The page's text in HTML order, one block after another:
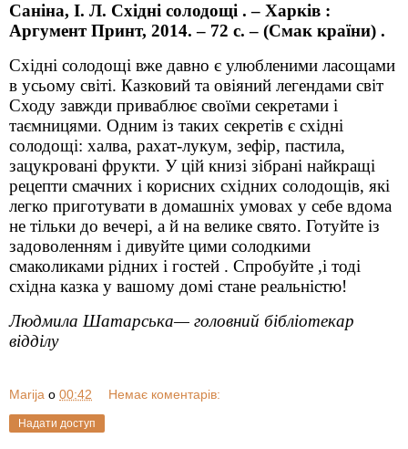
Саніна, І. Л. Східні солодощі . – Харків :
Аргумент Принт, 2014. – 72 с. – (Смак країни) .
Східні солодощі вже давно є улюбленими ласощами
в усьому світі. Казковий та овіяний легендами світ
Сходу завжди приваблює своїми секретами і
таємницями. Одним із таких секретів є східні
солодощі: халва, рахат-лукум, зефір, пастила,
зацукровані фрукти. У цій книзі зібрані найкращі
рецепти смачних і корисних східних солодощів, які
легко приготувати в домашніх умовах у себе вдома
не тільки до вечері, а й на велике свято. Готуйте із
задоволенням і дивуйте цими солодкими
смаколиками рідних і гостей . Спробуйте ,і тоді
східна казка у вашому домі стане реальністю!
Людмила Шатарська— головний бібліотекар
відділу
Marija о 00:42 Немає коментарів:
Надати доступ